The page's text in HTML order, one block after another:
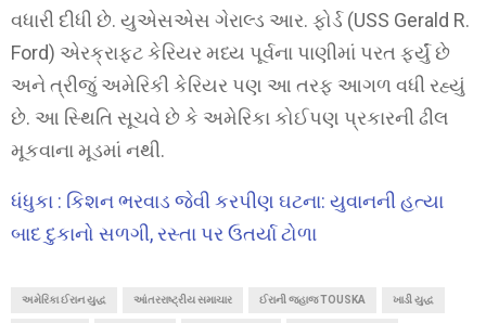
વધારી દીધી છે. યુએસએસ ગેરાલ્ડ આર. ફોર્ડ (USS Gerald R.
Ford) એરક્રાફ્ટ કેરિયર મધ્ય પૂર્વના પાણીમાં પરત ફર્યું છે
અને ત્રીજું અમેરિકી કેરિયર પણ આ તરફ આગળ વધી રહ્યું
છે. આ સ્થિતિ સૂચવે છે કે અમેરિકા કોઈપણ પ્રકારની ઢીલ
મૂકવાના મૂડમાં નથી.
ધંધુકા : કિશન ભરવાડ જેવી કરપીણ ઘટના: યુવાનની હત્યા
બાદ દુકાનો સળગી, રસ્તા પર ઉતર્યા ટોળા
અમેરિકા ઈરાન યુદ્ધ આંતરરાષ્ટ્રીય સમાચાર ઈરાની જહાજ TOUSKA ખાડી યુદ્ધ